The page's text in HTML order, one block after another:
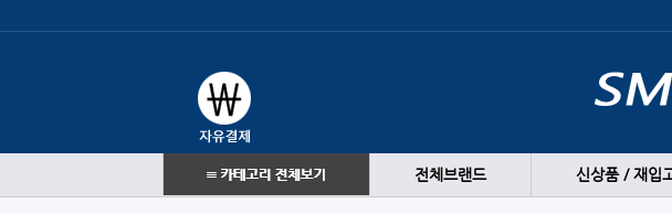
전체브랜드 신상품 / 재입